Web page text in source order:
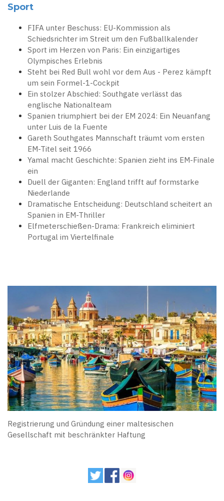
Sport
FIFA unter Beschuss: EU-Kommission als
Schiedsrichter im Streit um den Fußballkalender
Sport im Herzen von Paris: Ein einzigartiges
Olympisches Erlebnis
Steht bei Red Bull wohl vor dem Aus - Perez kämpft
um sein Formel-1-Cockpit
Ein stolzer Abschied: Southgate verlässt das
englische Nationalteam
Spanien triumphiert bei der EM 2024: Ein Neuanfang
unter Luis de la Fuente
Gareth Southgates Mannschaft träumt vom ersten
EM-Titel seit 1966
Yamal macht Geschichte: Spanien zieht ins EM-Finale
ein
Duell der Giganten: England trifft auf formstarke
Niederlande
Dramatische Entscheidung: Deutschland scheitert an
Spanien in EM-Thriller
Elfmeterschießen-Drama: Frankreich eliminiert
Portugal im Viertelfinale
Registrierung und Gründung einer maltesischen
Gesellschaft mit beschränkter Haftung